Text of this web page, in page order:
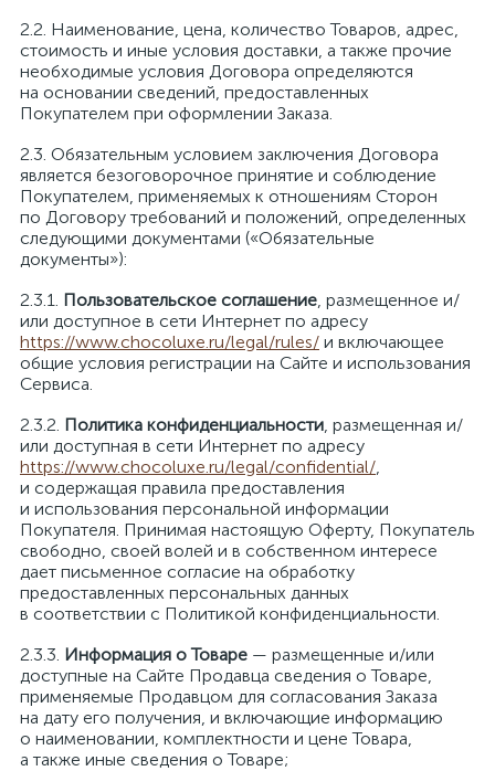
Наименование, цена, количество Товаров, адрес,
стоимость и иные условия доставки, а также прочие
необходимые условия Договора определяются
на основании сведений, предоставленных
Покупателем при оформлении Заказа.
Обязательным условием заключения Договора
является безоговорочное принятие и соблюдение
Покупателем, применяемых к отношениям Сторон
по Договору требований и положений, определенных
следующими документами («Обязательные
документы»):
Пользовательское соглашение, размещенное и/
или доступное в сети Интернет по адресу
https://www.chocoluxe.ru/legal/rules/ и включающее
общие условия регистрации на Сайте и использования
Сервиса.
Политика конфиденциальности, размещенная и/
или доступная в сети Интернет по адресу
https://www.chocoluxe.ru/legal/confidential/,
и содержащая правила предоставления
и использования персональной информации
Покупателя. Принимая настоящую Оферту, Покупатель
свободно, своей волей и в собственном интересе
дает письменное согласие на обработку
предоставленных персональных данных
в соответствии с Политикой конфиденциальности.
Информация о Товаре — размещенные и/или
доступные на Сайте Продавца сведения о Товаре,
применяемые Продавцом для согласования Заказа
на дату его получения, и включающие информацию
о наименовании, комплектности и цене Товара,
а также иные сведения о Товаре;